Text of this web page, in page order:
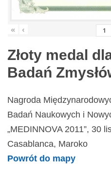
« ‹
Złoty medal
Badań
Nagroda
Badań Naukowych i
„MEDINNOVA 2011”, 30
Casablanca, Maroko
Powrót do mapy